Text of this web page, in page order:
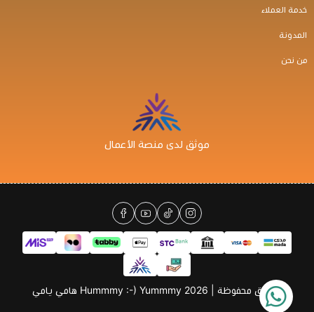
خدمة العملاء
المدونة
من نحن
موثق لدى منصة الأعمال
الحقوق محفوظة | 2026 Hummmy :-) Yummmy هامي يامي